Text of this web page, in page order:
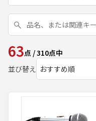
63点 /310点中
並び替え